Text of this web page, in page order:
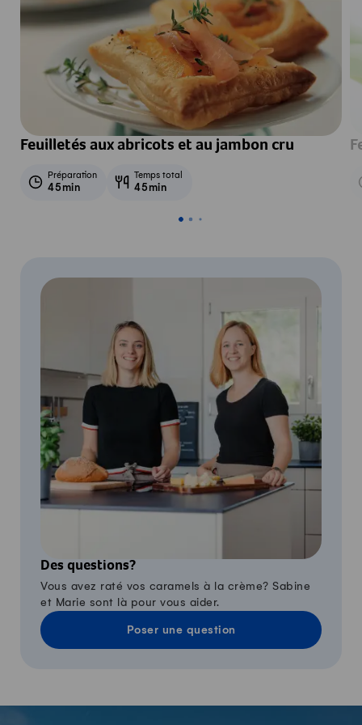
Feuilletés aux abricots et au jambon cru
Préparation
45min
Temps total
45min
Des questions?
Vous avez raté vos caramels à la crème? Sabine
et Marie sont là pour vous aider.
Poser une question